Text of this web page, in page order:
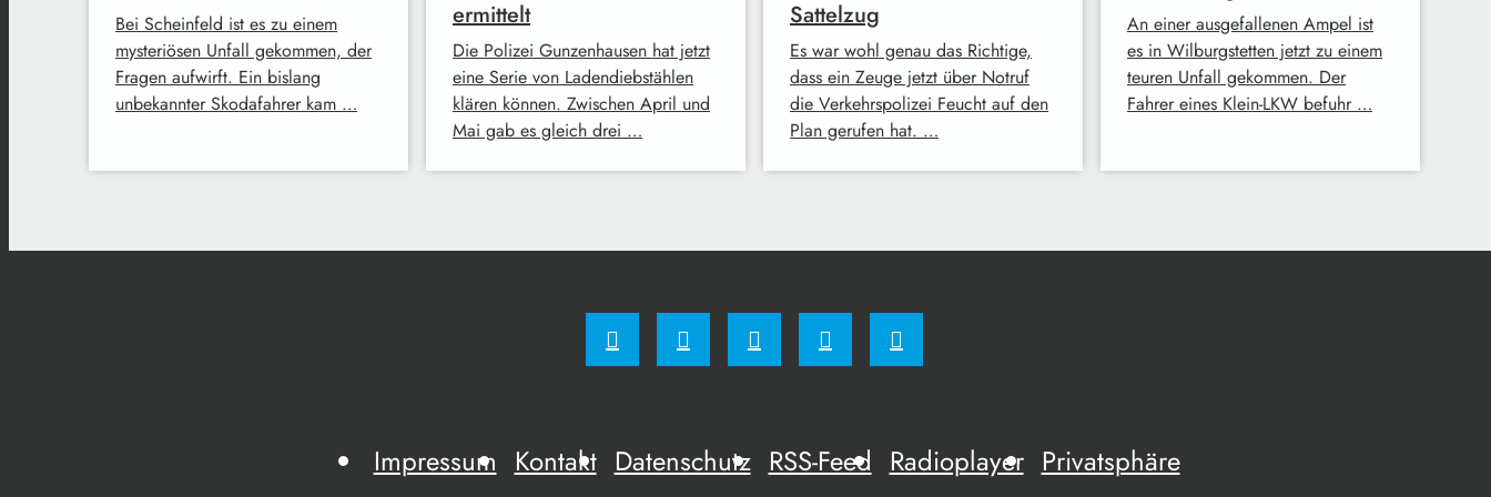
Bei Scheinfeld ist es zu einem
mysteriösen Unfall gekommen, der
Fragen aufwirft. Ein bislang
unbekannter Skodafahrer kam …
ermittelt
Die Polizei Gunzenhausen hat jetzt
eine Serie von Ladendiebstählen
klären können. Zwischen April und
Mai gab es gleich drei …
Sattelzug
Es war wohl genau das Richtige,
dass ein Zeuge jetzt über Notruf
die Verkehrspolizei Feucht auf den
Plan gerufen hat. …
An einer ausgefallenen Ampel ist
es in Wilburgstetten jetzt zu einem
teuren Unfall gekommen. Der
Fahrer eines Klein-LKW befuhr …
Impressum Kontakt Datenschutz RSS-Feed Radioplayer Privatsphäre